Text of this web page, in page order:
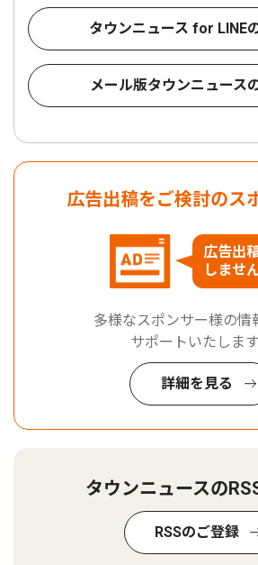
タウンニュース for LINE
メール版タウンニュース
広告出稿をご検討のス
広告出
しませ
多様なスポンサー様の情
サポートいたします
詳細を見る
タウンニュースの
RSSのご登録